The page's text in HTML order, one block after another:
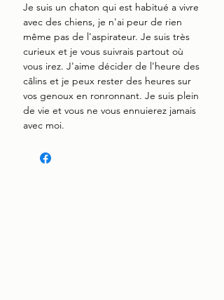
Je suis un chaton qui est habitué a vivre
avec des chiens, je n'ai peur de rien
même pas de l'aspirateur. Je suis très
curieux et je vous suivrais partout où
vous irez. J'aime décider de l'heure des
câlins et je peux rester des heures sur
vos genoux en ronronnant. Je suis plein
de vie et vous ne vous ennuierez jamais
avec moi.